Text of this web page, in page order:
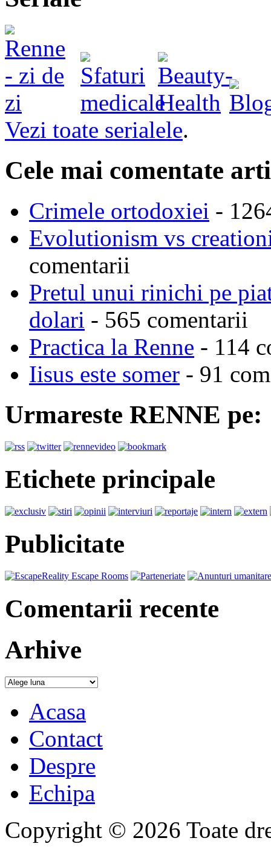
Vezi toate serialele.
Cele mai comentate
Crimele ortodoxiei -
Evolutionism vs
comentarii
Pretul unui rinichi pe
dolari - 565 comentarii
Practica la Renne - 114
Iisus este somer - 91
Urmareste RENNE pe:
Etichete principale
Publicitate
Comentarii recente
Arhive
Acasa
Contact
Despre
Echipa
Copyright © 2026 Toate